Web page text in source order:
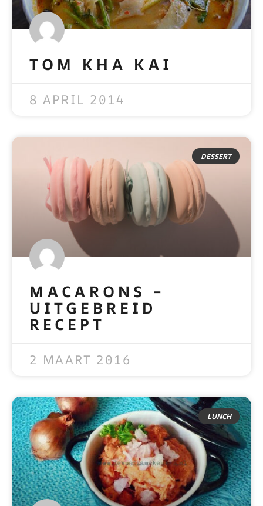
TOM KHA KAI
8 APRIL 2014
DESSERT
MACARONS –
UITGEBREID
RECEPT
2 MAART 2016
LUNCH